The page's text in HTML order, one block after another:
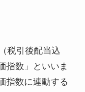
税引後配当込
指数」といいま
指数に連動する